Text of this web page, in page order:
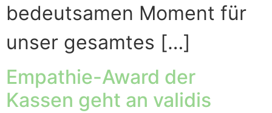
bedeutsamen Moment für
unser gesamtes […]
Empathie-Award der
Kassen geht an validis